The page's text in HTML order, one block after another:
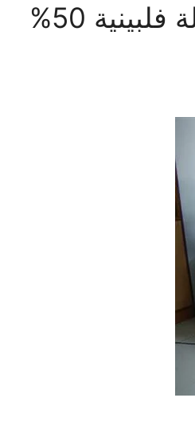
شركة تنظيف منازل بالرياض عمالة فلبينية 50%